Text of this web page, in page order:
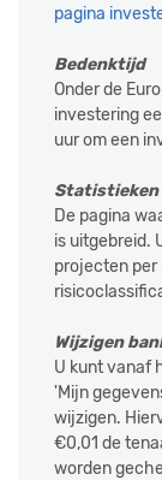
pagina
Bedenktijd
Onder de
investering
uur om een
Statistieken
De pagina
is uitgebreid.
projecten per
Wijzigen
U kunt vanaf
'Mijn
wijzigen.
€0,01 de
worden